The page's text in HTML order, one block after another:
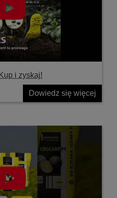
i zyskaj!
Dowiedz się więcej